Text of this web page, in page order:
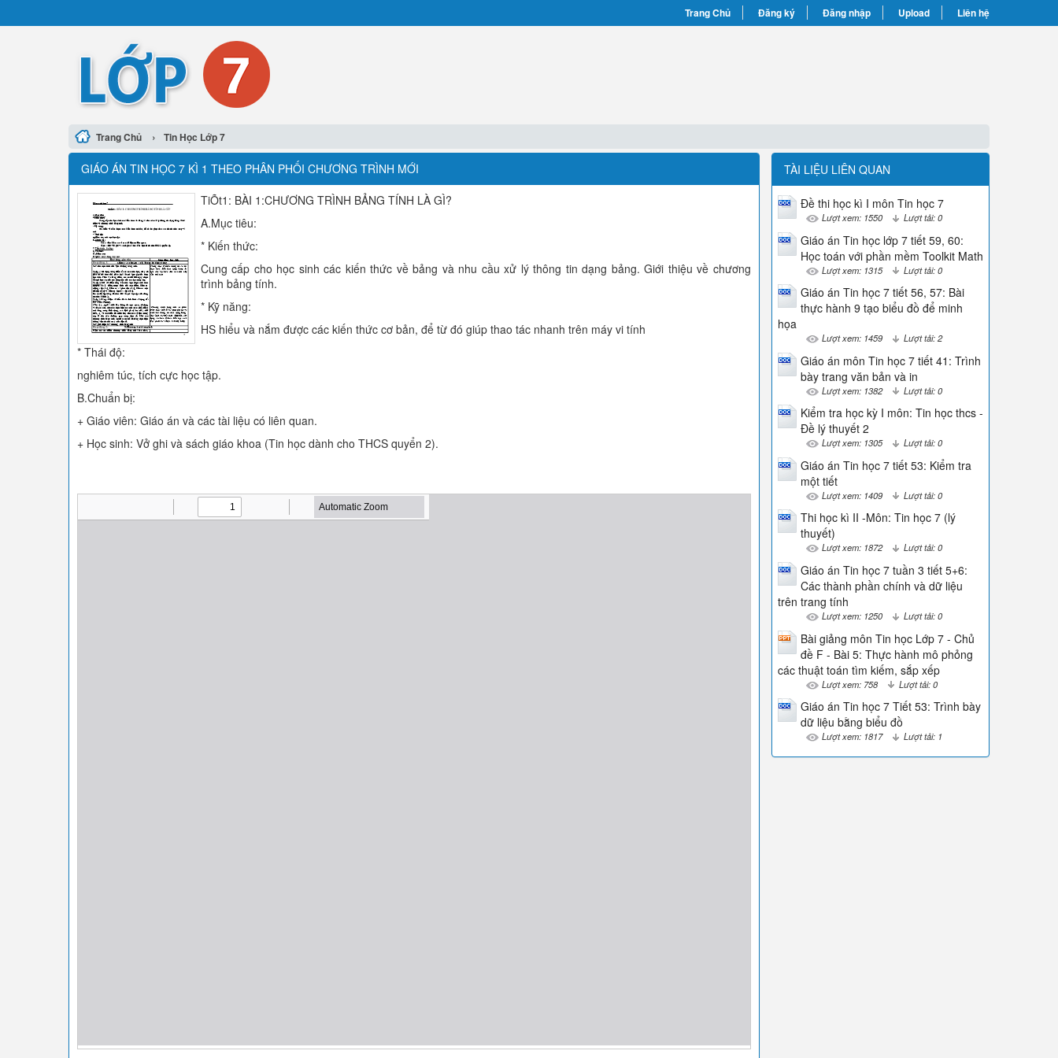
Trang Chủ Đăng ký Đăng nhập Upload Liên hệ
Trang Chủ › Tin Học Lớp 7
GIÁO ÁN TIN HỌC 7 KÌ 1 THEO PHÂN PHỐI CHƯƠNG TRÌNH MỚI
TiÕt1: BÀI 1:CHƯƠNG TRÌNH BẢNG TÍNH LÀ GÌ?
A.Mục tiêu:
* Kiến thức:
Cung cấp cho học sinh các kiến thức về bảng và nhu cầu xử lý thông tin dạng bảng. Giới thiệu về chương
trình bảng tính.
* Kỹ năng:
HS hiểu và nắm được các kiến thức cơ bản, để từ đó giúp thao tác nhanh trên máy vi tính
* Thái độ:
nghiêm túc, tích cực học tập.
B.Chuẩn bị:
+ Giáo viên: Giáo án và các tài liệu có liên quan.
+ Học sinh: Vở ghi và sách giáo khoa (Tin học dành cho THCS quyển 2).
TÀI LIỆU LIÊN QUAN
Đề thi học kì I môn Tin học 7
Lượt xem: 1550 Lượt tải: 0
Giáo án Tin học lớp 7 tiết 59, 60:
Học toán với phần mềm Toolkit Math
Lượt xem: 1315 Lượt tải: 0
Giáo án Tin học 7 tiết 56, 57: Bài
thực hành 9 tạo biểu đồ để minh
họa
Lượt xem: 1459 Lượt tải: 2
Giáo án môn Tin học 7 tiết 41: Trình
bày trang văn bản và in
Lượt xem: 1382 Lượt tải: 0
Kiểm tra học kỳ I môn: Tin học thcs -
Đề lý thuyết 2
Lượt xem: 1305 Lượt tải: 0
Giáo án Tin học 7 tiết 53: Kiểm tra
một tiết
Lượt xem: 1409 Lượt tải: 0
Thi học kì II -Môn: Tin học 7 (lý
thuyết)
Lượt xem: 1872 Lượt tải: 0
Giáo án Tin học 7 tuần 3 tiết 5+6:
Các thành phần chính và dữ liệu
trên trang tính
Lượt xem: 1250 Lượt tải: 0
Bài giảng môn Tin học Lớp 7 - Chủ
đề F - Bài 5: Thực hành mô phỏng
các thuật toán tìm kiếm, sắp xếp
Lượt xem: 758 Lượt tải: 0
Giáo án Tin học 7 Tiết 53: Trình bày
dữ liệu bằng biểu đồ
Lượt xem: 1817 Lượt tải: 1